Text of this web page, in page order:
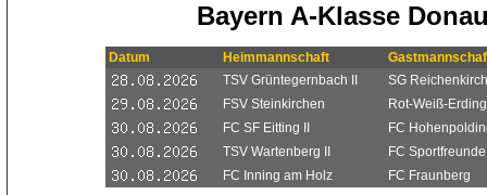
Bayern A-Klasse
Datum Heimmannschaft
TSV Grüntegernbach II
SG
FSV Steinkirchen
Rot-Weiß-
FC SF Eitting II
FC
TSV Wartenberg II
FC
FC Inning am Holz
FC Fraunberg